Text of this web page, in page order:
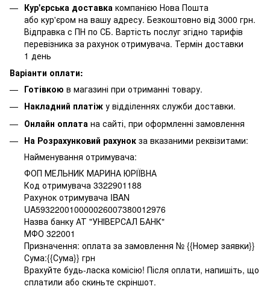
Кур'єрська доставка компанією Нова Пошта
або кур'єром на вашу адресу. Безкоштовно від 3000 грн.
Відправка с ПН по СБ. Вартість послуг згідно тарифів
перевізника за рахунок отримувача. Термін доставки
1 день
Варіанти оплати:
Готівкою в магазині при отриманні товару.
Накладний платіж у відділеннях служби доставки.
Онлайн оплата на сайті, при оформленні замовлення
На Розрахунковий рахунок за вказаними реквізитами:
Найменування отримувача:
ФОП МЕЛЬНИК МАРИНА ЮРІЇВНА
Код отримувача 3322901188
Рахунок отримувача IBAN
UA593220010000026007380012976
Назва банку АТ "УНІВЕРСАЛ БАНК"
МФО 322001
Призначення: оплата за замовлення № {{Номер заявки}}
Сума:{{Сума}} грн
Врахуйте будь-ласка комісію! Після оплати, напишіть, що
сплатили або скиньте скріншот.